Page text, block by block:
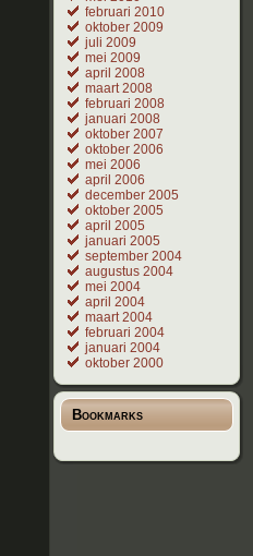
februari 2010
oktober 2009
juli 2009
mei 2009
april 2008
maart 2008
februari 2008
januari 2008
oktober 2007
oktober 2006
mei 2006
april 2006
december 2005
oktober 2005
april 2005
januari 2005
september 2004
augustus 2004
mei 2004
april 2004
maart 2004
februari 2004
januari 2004
oktober 2000
Bookmarks